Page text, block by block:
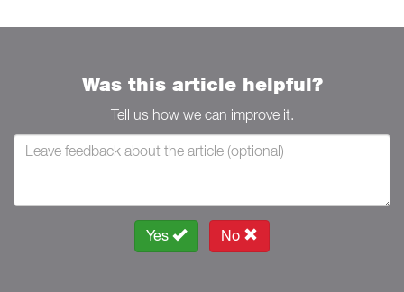
Was this article helpful?
Tell us how we can improve it.
Yes No